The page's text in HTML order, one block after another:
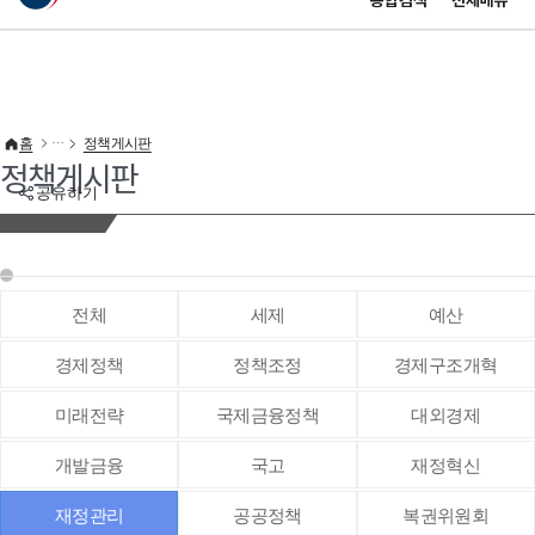
이 누리집은 대한민국 공식 전자정부 누리집입니다.
공유하기
홈 정책게시판
정책게시판
전체 세제 예산
경제정책 정책조정 경제구조개혁
미래전략 국제금융정책 대외경제
개발금융 국고 재정혁신
재정관리 공공정책 복권위원회